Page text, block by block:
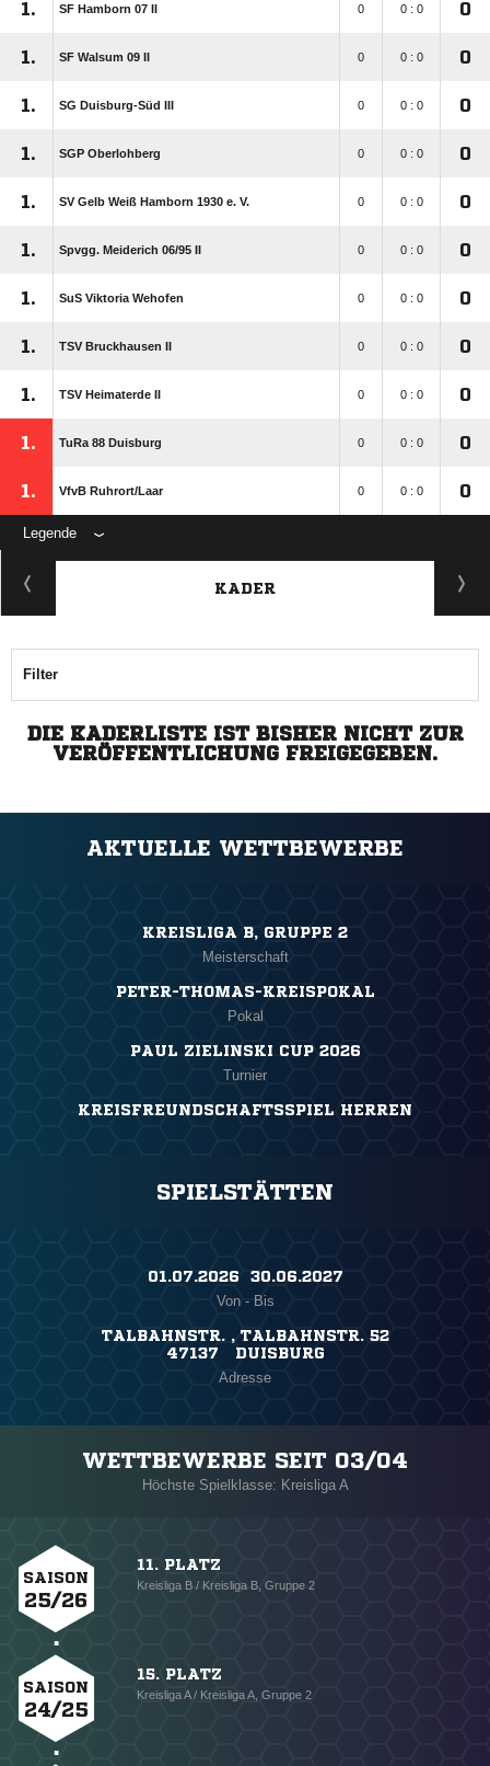
1. SF Hamborn 07 II 0 0 : 0 0
1. SF Walsum 09 II 0 0 : 0 0
1. SG Duisburg-Süd III 0 0 : 0 0
1. SGP Oberlohberg 0 0 : 0 0
1. SV Gelb Weiß Hamborn 1930 e. V. 0 0 : 0 0
1. Spvgg. Meiderich 06/​95 II 0 0 : 0 0
1. SuS Viktoria Wehofen 0 0 : 0 0
1. TSV Bruckhausen II 0 0 : 0 0
1. TSV Heimaterde II 0 0 : 0 0
1. TuRa 88 Duisburg 0 0 : 0 0
1. VfvB Ruhrort/​Laar 0 0 : 0 0
Legende
KADER
Filter
DIE KADERLISTE IST BISHER NICHT ZUR
VERÖFFENTLICHUNG FREIGEGEBEN.
AKTUELLE WETTBEWERBE
KREISLIGA B, GRUPPE 2
Meisterschaft
PETER-THOMAS-KREISPOKAL
Pokal
PAUL ZIELINSKI CUP 2026
Turnier
KREISFREUNDSCHAFTSSPIEL HERREN
SPIELSTÄTTEN
01.07.2026 ​ 30.06.2027
Von - Bis
TALBAHNSTR. , TALBAHNSTR. 52
47137 DUISBURG
Adresse
WETTBEWERBE SEIT 03/04
Höchste Spielklasse: Kreisliga A
SAISON
25/26
11. PLATZ
Kreisliga B / Kreisliga B, Gruppe 2
SAISON
24/25
15. PLATZ
Kreisliga A / Kreisliga A, Gruppe 2